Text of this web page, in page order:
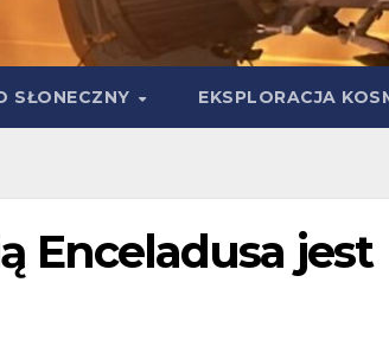
SŁONECZNY EKSPLORACJA
Enceladusa jest